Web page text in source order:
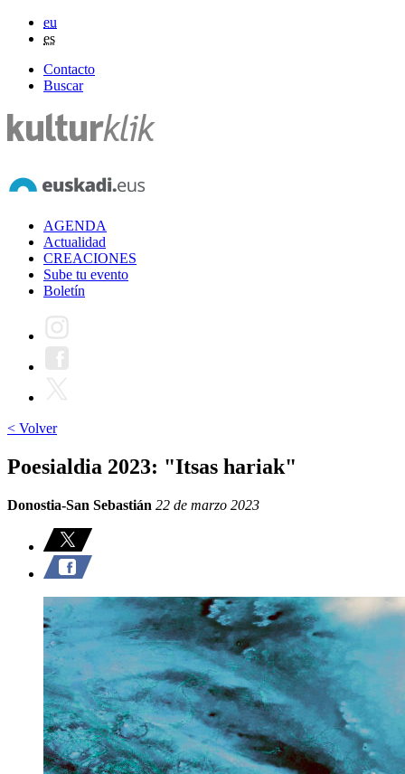
eu
es
Contacto
Buscar
AGENDA
Actualidad
CREACIONES
Sube tu evento
Boletín
< Volver
Poesialdia 2023: "Itsas hariak"
Donostia-San Sebastián 22 de marzo 2023